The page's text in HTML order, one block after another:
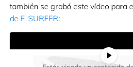
también se grabó este vídeo para
de E-SURFER: